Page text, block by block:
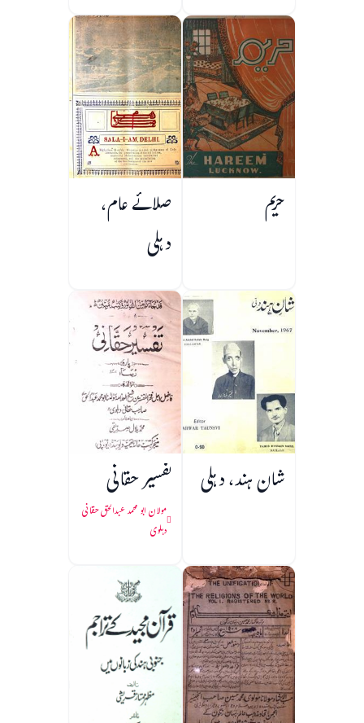
حریم صلائے عام،
دہلی
شان ہند، دہلی تفسیر حقانی
مولان ابو محمد عبدالحق حقانی
دہلوی